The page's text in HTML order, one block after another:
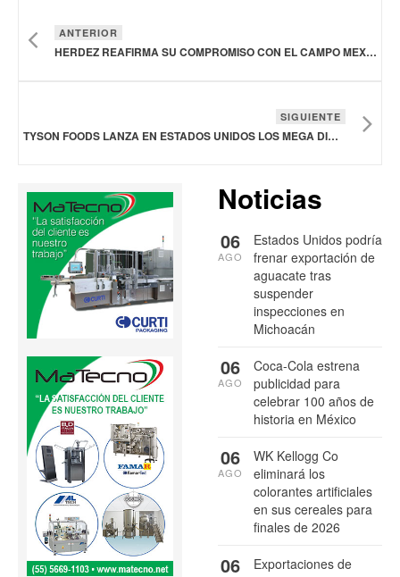
ANTERIOR
HERDEZ REAFIRMA SU COMPROMISO CON EL CAMPO MEXICANO Y EL MEDIO AMBIENTE
SIGUIENTE
TYSON FOODS LANZA EN ESTADOS UNIDOS LOS MEGA DINO NUGGETS
Noticias
Estados Unidos podría
frenar exportación de
aguacate tras
suspender
inspecciones en
Michoacán
06
AGO
Coca-Cola estrena
publicidad para
celebrar 100 años de
historia en México
06
AGO
WK Kellogg Co
eliminará los
colorantes artificiales
en sus cereales para
finales de 2026
06
AGO
Exportaciones de
06